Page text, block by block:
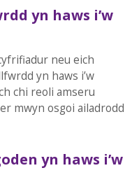
yn haws i’w
neu eich
yn haws i’w
chi reoli amseru
mwyn osgoi ailadrodd
yn haws i’w